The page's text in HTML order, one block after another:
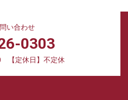
い合わせ
0303
【定休日】不定休